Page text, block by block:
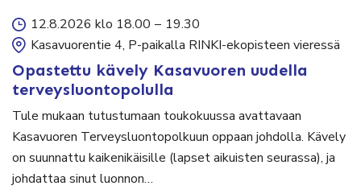
12.8.2026 klo 18.00 – 19.30
Kasavuorentie 4, P-paikalla RINKI-ekopisteen vieressä
Opastettu kävely Kasavuoren uudella
terveysluontopolulla
Tule mukaan tutustumaan toukokuussa avattavaan
Kasavuoren Terveysluontopolkuun oppaan johdolla. Kävely
on suunnattu kaikenikäisille (lapset aikuisten seurassa), ja
johdattaa sinut luonnon…